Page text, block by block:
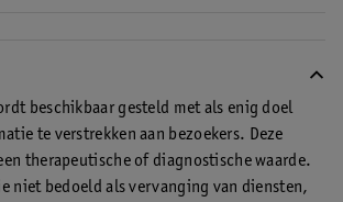
beschikbaar gesteld met als enig doel
te verstrekken aan bezoekers. Deze
therapeutische of diagnostische waarde.
niet bedoeld als vervanging van diensten,